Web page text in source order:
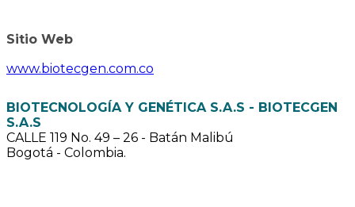
Sitio Web
www.biotecgen.com.co
BIOTECNOLOGÍA Y GENÉTICA S.A.S - BIOTECGEN
S.A.S
CALLE 119 No. 49 – 26 - Batán Malibú
Bogotá - Colombia.